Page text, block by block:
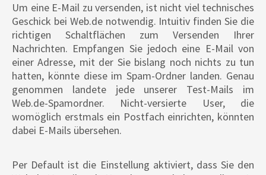
Um eine E-Mail zu versenden, ist nicht viel technisches
Geschick bei Web.de notwendig. Intuitiv finden Sie die
richtigen Schaltflächen zum Versenden Ihrer
Nachrichten. Empfangen Sie jedoch eine E-Mail von
einer Adresse, mit der Sie bislang noch nichts zu tun
hatten, könnte diese im Spam-Ordner landen. Genau
genommen landete jede unserer Test-Mails im
Web.de-Spamordner. Nicht-versierte User, die
womöglich erstmals ein Postfach einrichten, könnten
dabei E-Mails übersehen.
Per Default ist die Einstellung aktiviert, dass Sie den